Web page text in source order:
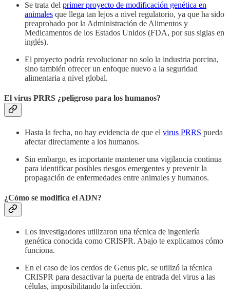
Se trata del primer proyecto de modificación genética en
animales que llega tan lejos a nivel regulatorio, ya que ha sido
preaprobado por la Administración de Alimentos y
Medicamentos de los Estados Unidos (FDA, por sus siglas en
inglés).
El proyecto podría revolucionar no solo la industria porcina,
sino también ofrecer un enfoque nuevo a la seguridad
alimentaria a nivel global.
El virus PRRS ¿peligroso para los humanos?
Hasta la fecha, no hay evidencia de que el virus PRRS pueda
afectar directamente a los humanos.
Sin embargo, es importante mantener una vigilancia continua
para identificar posibles riesgos emergentes y prevenir la
propagación de enfermedades entre animales y humanos.
¿Cómo se modifica el ADN?
Los investigadores utilizaron una técnica de ingeniería
genética conocida como CRISPR. Abajo te explicamos cómo
funciona.
En el caso de los cerdos de Genus plc, se utilizó la técnica
CRISPR para desactivar la puerta de entrada del virus a las
células, imposibilitando la infección.